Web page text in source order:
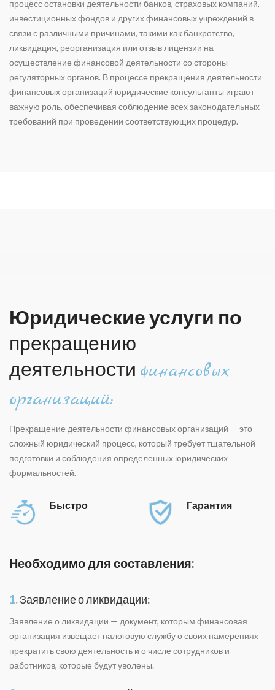
процесс остановки деятельности банков, страховых компаний,
инвестиционных фондов и других финансовых учреждений в
связи с различными причинами, такими как банкротство,
ликвидация, реорганизация или отзыв лицензии на
осуществление финансовой деятельности со стороны
регуляторных органов. В процессе прекращения деятельности
финансовых организаций юридические консультанты играют
важную роль, обеспечивая соблюдение всех законодательных
требований при проведении соответствующих процедур.
Юридические услуги по
прекращению
деятельности финансовых
организаций:
Прекращение деятельности финансовых организаций — это
сложный юридический процесс, который требует тщательной
подготовки и соблюдения определенных юридических
формальностей.
Быстро Гарантия
Необходимо для составления:
1.Заявление о ликвидации:
Заявление о ликвидации — документ, которым финансовая
организация извещает налоговую службу о своих намерениях
прекратить свою деятельность и о числе сотрудников и
работников, которые будут уволены.